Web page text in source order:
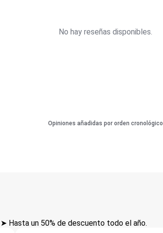
No hay reseñas disponibles.
Opiniones añadidas por orden cronológico
Hasta un 50% de descuento todo el año.